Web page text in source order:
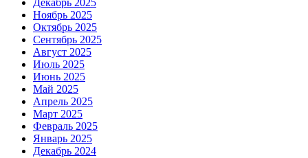
Декабрь 2025
Ноябрь 2025
Октябрь 2025
Сентябрь 2025
Август 2025
Июль 2025
Июнь 2025
Май 2025
Апрель 2025
Март 2025
Февраль 2025
Январь 2025
Декабрь 2024